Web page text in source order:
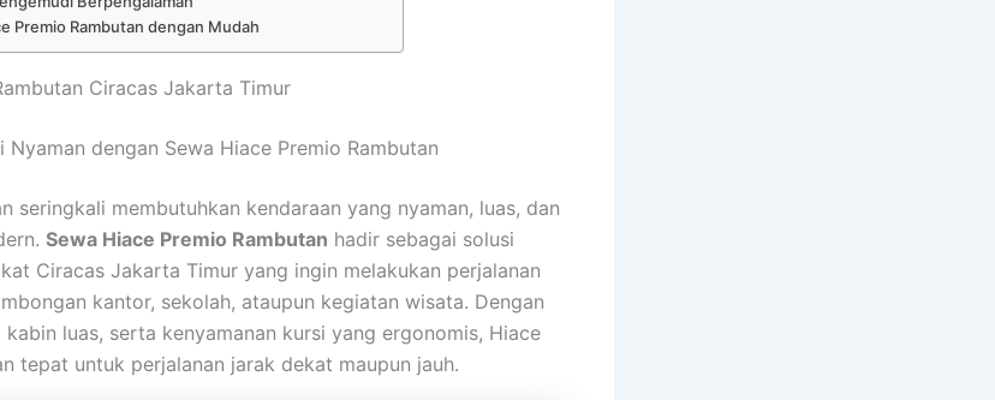
Premio Rambutan dengan Mudah
Ciracas Jakarta Timur
Nyaman dengan Sewa Hiace Premio Rambutan
seringkali membutuhkan kendaraan yang nyaman, luas, dan
Sewa Hiace Premio Rambutan hadir sebagai solusi
Ciracas Jakarta Timur yang ingin melakukan perjalanan
kantor, sekolah, ataupun kegiatan wisata. Dengan
kabin luas, serta kenyamanan kursi yang ergonomis, Hiace
tepat untuk perjalanan jarak dekat maupun jauh.